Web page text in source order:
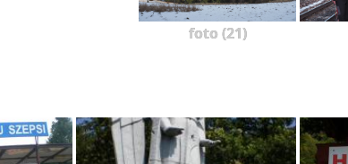
foto (21)